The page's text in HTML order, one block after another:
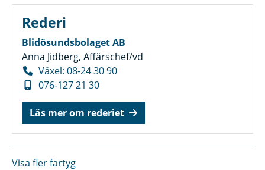
Rederi
Blidösundsbolaget AB
Anna Jidberg, Affärschef/vd
Växel: 08-24 30 90
076-127 21 30
Läs mer om rederiet
Visa fler fartyg